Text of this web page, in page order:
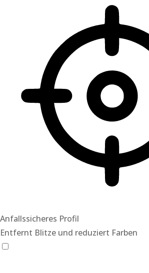
Anfallssicheres Profil
Entfernt Blitze und reduziert Farben